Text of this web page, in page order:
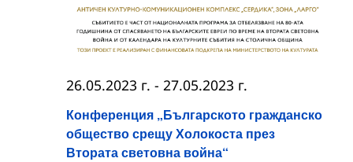
Конференция „Българското гражданско
общество срещу Холокоста през
Втората световна война“
26.05.2023 г. - 27.05.2023 г.